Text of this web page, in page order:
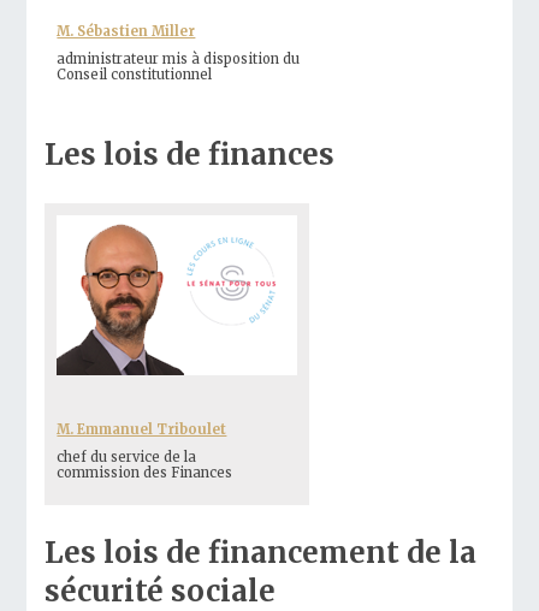
M. Sébastien Miller
administrateur mis à disposition du
Conseil constitutionnel
Les lois de finances
M. Emmanuel Triboulet
chef du service de la
commission des Finances
Les lois de financement de la
sécurité sociale